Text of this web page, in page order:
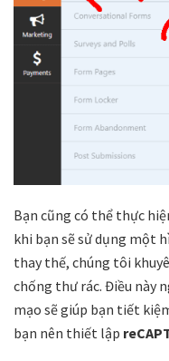
Bạn cũng có thể thực
khi bạn sẽ sử dụng một
thay thế, chúng tôi
chống thư rác. Điều này
mạo sẽ giúp bạn tiết
bạn nên thiết lập